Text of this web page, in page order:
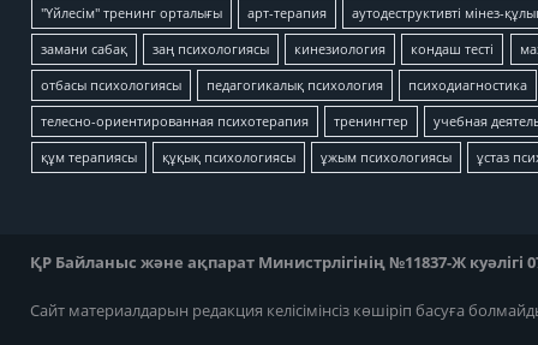
"Үйлесім" тренинг орталығы арт-терапия аутодеструктивті мінез-
замани сабақ заң психологиясы кинезиология кондаш тесті
отбасы психологиясы педагогикалық психология психодиагностика
телесно-ориентированная психотерапия тренингтер учебная
құм терапиясы құқық психологиясы ұжым психологиясы ұстаз
ҚР Байланыс және ақпарат Министрлігінің №11837-Ж куәлігі
Сайт материалдарын редакция келісімінсіз көшіріп басуға